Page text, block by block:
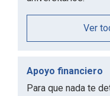
Ver
Apoyo financiero
Para que nada te